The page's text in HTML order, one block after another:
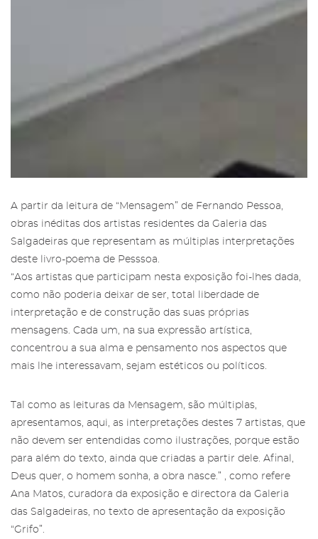
A partir da leitura de “Mensagem” de Fernando Pessoa,
obras inéditas dos artistas residentes da Galeria das
Salgadeiras que representam as múltiplas interpretações
deste livro-poema de Pesssoa.
“Aos artistas que participam nesta exposição foi-lhes dada,
como não poderia deixar de ser, total liberdade de
interpretação e de construção das suas próprias
mensagens. Cada um, na sua expressão artística,
concentrou a sua alma e pensamento nos aspectos que
mais lhe interessavam, sejam estéticos ou políticos.
Tal como as leituras da Mensagem, são múltiplas,
apresentamos, aqui, as interpretações destes 7 artistas, que
não devem ser entendidas como ilustrações, porque estão
para além do texto, ainda que criadas a partir dele. Afinal,
Deus quer, o homem sonha, a obra nasce.” , como refere
Ana Matos, curadora da exposição e directora da Galeria
das Salgadeiras, no texto de apresentação da exposição
“Grifo”.